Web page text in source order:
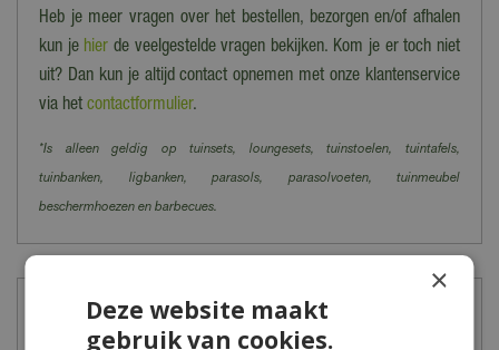
Heb je meer vragen over het bestellen, bezorgen en/of afhalen
kun je hier de veelgestelde vragen bekijken. Kom je er toch niet
uit? Dan kun je altijd contact opnemen met onze klantenservice
via het contactformulier.
*Is alleen geldig op tuinsets, loungesets, tuinstoelen, tuintafels,
tuinbanken, ligbanken, parasols, parasolvoeten, tuinmeubel
beschermhoezen en barbecues.
Meer informatie
×
Deze website maakt
gebruik van cookies.